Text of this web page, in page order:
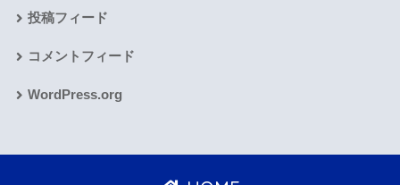
投稿フィード
コメントフィード
WordPress.org